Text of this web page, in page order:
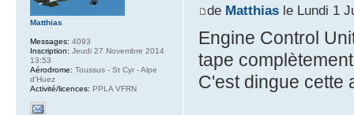
de Matthiasle Lundi 1
Engine Control
tape
C'est dingue cette
Matthias
Messages: 4093
Inscription: Jeudi 27 Novembre 2014
13:53
Aérodrome: Toussus - St Cyr - Alpe
d'Huez
Activité/licences: PPLA VFRN